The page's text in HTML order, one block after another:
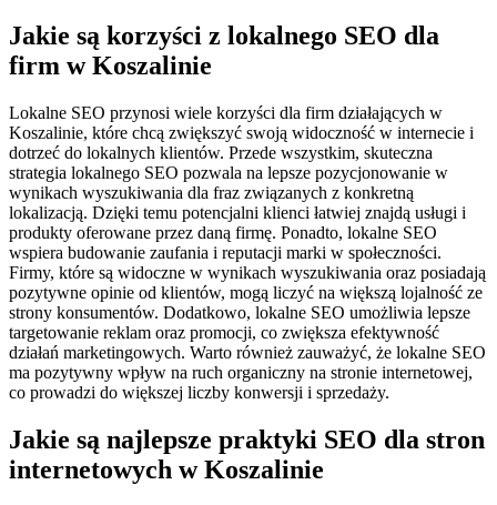
Jakie są korzyści z lokalnego SEO dla
firm w Koszalinie
Lokalne SEO przynosi wiele korzyści dla firm działających w
Koszalinie, które chcą zwiększyć swoją widoczność w internecie i
dotrzeć do lokalnych klientów. Przede wszystkim, skuteczna
strategia lokalnego SEO pozwala na lepsze pozycjonowanie w
wynikach wyszukiwania dla fraz związanych z konkretną
lokalizacją. Dzięki temu potencjalni klienci łatwiej znajdą usługi i
produkty oferowane przez daną firmę. Ponadto, lokalne SEO
wspiera budowanie zaufania i reputacji marki w społeczności.
Firmy, które są widoczne w wynikach wyszukiwania oraz posiadają
pozytywne opinie od klientów, mogą liczyć na większą lojalność ze
strony konsumentów. Dodatkowo, lokalne SEO umożliwia lepsze
targetowanie reklam oraz promocji, co zwiększa efektywność
działań marketingowych. Warto również zauważyć, że lokalne SEO
ma pozytywny wpływ na ruch organiczny na stronie internetowej,
co prowadzi do większej liczby konwersji i sprzedaży.
Jakie są najlepsze praktyki SEO dla stron
internetowych w Koszalinie